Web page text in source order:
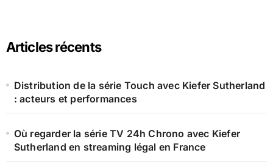
Articles récents
Distribution de la série Touch avec Kiefer Sutherland
: acteurs et performances
Où regarder la série TV 24h Chrono avec Kiefer
Sutherland en streaming légal en France